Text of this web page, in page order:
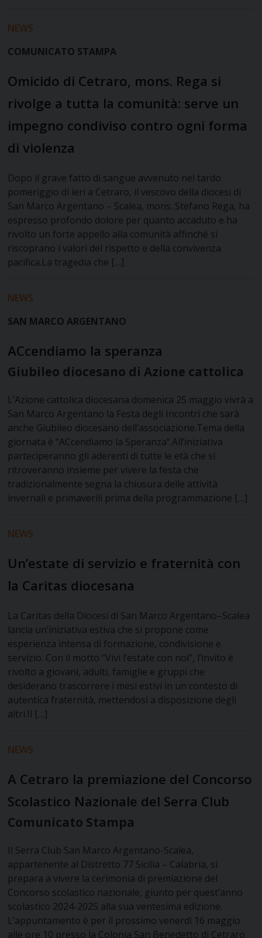
NEWS
COMUNICATO STAMPA
Omicido di Cetraro, mons. Rega si
rivolge a tutta la comunità: serve un
impegno condiviso contro ogni forma
di violenza
Dopo il grave fatto di sangue avvenuto nel tardo
pomeriggio di ieri a Cetraro, il vescovo della diocesi di
San Marco Argentano – Scalea, mons. Stefano Rega, ha
espresso profondo dolore per quanto accaduto e ha
rivolto un forte appello alla comunità affinché si
riscoprano i valori del rispetto e della convivenza
pacifica.La tragedia che […]
NEWS
SAN MARCO ARGENTANO
ACcendiamo la speranza
Giubileo diocesano di Azione cattolica
L’Azione cattolica diocesana domenica 25 maggio vivrà a
San Marco Argentano la Festa degli Incontri che sarà
anche Giubileo diocesano dell’associazione.Tema della
giornata è “ACcendiamo la Speranza”.All’iniziativa
parteciperanno gli aderenti di tutte le età che si
ritroveranno insieme per vivere la festa che
tradizionalmente segna la chiusura delle attività
invernali e primaverili prima della programmazione […]
NEWS
Un’estate di servizio e fraternità con
la Caritas diocesana
La Caritas della Diocesi di San Marco Argentano–Scalea
lancia un’iniziativa estiva che si propone come
esperienza intensa di formazione, condivisione e
servizio. Con il motto “Vivi l’estate con noi”, l’invito è
rivolto a giovani, adulti, famiglie e gruppi che
desiderano trascorrere i mesi estivi in un contesto di
autentica fraternità, mettendosi a disposizione degli
altri.Il […]
NEWS
A Cetraro la premiazione del Concorso
Scolastico Nazionale del Serra Club
Comunicato Stampa
Il Serra Club San Marco Argentano-Scalea,
appartenente al Distretto 77 Sicilia – Calabria, si
prepara a vivere la cerimonia di premiazione del
Concorso scolastico nazionale, giunto per quest’anno
scolastico 2024-2025 alla sua ventesima edizione.
L’appuntamento è per il prossimo venerdì 16 maggio
alle ore 10 presso la Colonia San Benedetto di Cetraro